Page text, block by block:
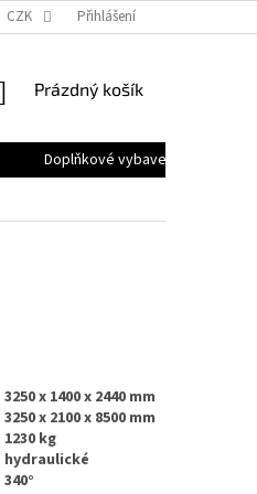
CZK Přihlášení
NÁKUPNÍ
Prázdný košík
Doplňkové vybavení
3250 x 1400 x 2440 mm
3250 x 2100 x 8500 mm
1230 kg
hydraulické
340°